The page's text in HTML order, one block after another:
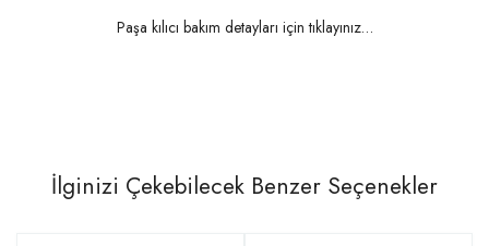
Paşa kılıcı bakım detayları için tıklayınız…
İlginizi Çekebilecek Benzer Seçenekler